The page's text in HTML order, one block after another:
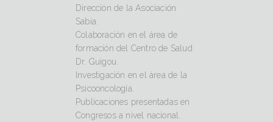
Dirección de la Asociación
Sabia.
Colaboración en el área de
formación del Centro de Salud
Dr. Guigou.
Investigación en el área de la
Psicooncología.
Publicaciones presentadas en
Congresos a nivel nacional.